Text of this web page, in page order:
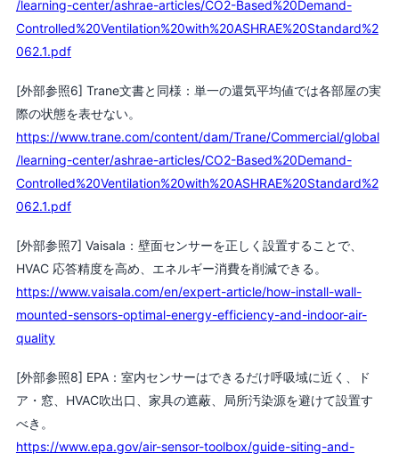
/learning-center/ashrae-articles/CO2-Based%20Demand-
Controlled%20Ventilation%20with%20ASHRAE%20Standard%2
062.1.pdf
[外部参照6] Trane文書と同様：単一の還気平均値では各部屋の実
際の状態を表せない。
https://www.trane.com/content/dam/Trane/Commercial/global
/learning-center/ashrae-articles/CO2-Based%20Demand-
Controlled%20Ventilation%20with%20ASHRAE%20Standard%2
062.1.pdf
[外部参照7] Vaisala：壁面センサーを正しく設置することで、
HVAC 応答精度を高め、エネルギー消費を削減できる。
https://www.vaisala.com/en/expert-article/how-install-wall-
mounted-sensors-optimal-energy-efficiency-and-indoor-air-
quality
[外部参照8] EPA：室内センサーはできるだけ呼吸域に近く、ド
ア・窓、HVAC吹出口、家具の遮蔽、局所汚染源を避けて設置す
べき。
https://www.epa.gov/air-sensor-toolbox/guide-siting-and-